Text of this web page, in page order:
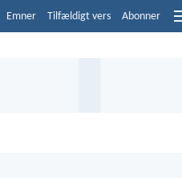
Emner Tilfældigt vers Abonner